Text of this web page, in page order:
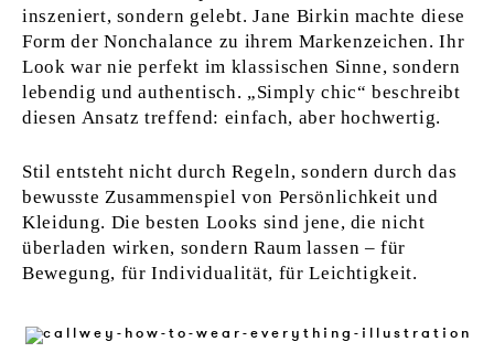
inszeniert, sondern gelebt. Jane Birkin machte diese
Form der Nonchalance zu ihrem Markenzeichen. Ihr
Look war nie perfekt im klassischen Sinne, sondern
lebendig und authentisch. „Simply chic“ beschreibt
diesen Ansatz treffend: einfach, aber hochwertig.
Stil entsteht nicht durch Regeln, sondern durch das
bewusste Zusammenspiel von Persönlichkeit und
Kleidung. Die besten Looks sind jene, die nicht
überladen wirken, sondern Raum lassen – für
Bewegung, für Individualität, für Leichtigkeit.